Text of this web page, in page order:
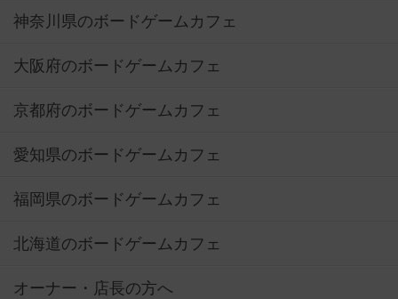
神奈川県のボードゲームカフェ
大阪府のボードゲームカフェ
京都府のボードゲームカフェ
愛知県のボードゲームカフェ
福岡県のボードゲームカフェ
北海道のボードゲームカフェ
オーナー・店長の方へ